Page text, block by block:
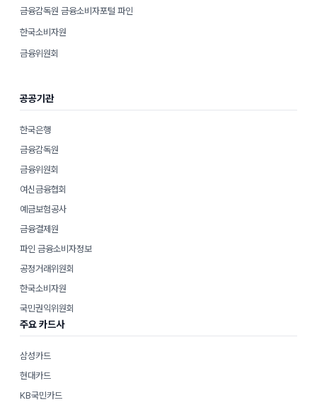
금융감독원 금융소비자포털 파인
한국소비자원
금융위원회
공공기관
한국은행
금융감독원
금융위원회
여신금융협회
예금보험공사
금융결제원
파인 금융소비자정보
공정거래위원회
한국소비자원
국민권익위원회
주요 카드사
삼성카드
현대카드
KB국민카드